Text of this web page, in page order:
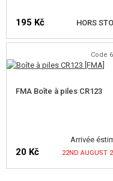
AUTO DÉFENSE,
OUTDOOR, BUSHCRAFT
PANIERS-REPAS
ARTICLES
MARCHANDISES
195 Kč HORS
VÉRIFIER LA
Code
FMA Boîte à piles CR123
Arrivée
20 Kč 22ND AUGUST